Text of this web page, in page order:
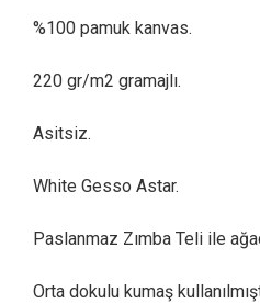
%100 pamuk kanvas.
220 gr/m2 gramajlı.
Asitsiz.
White Gesso Astar.
Paslanmaz Zımba Teli ile
Orta dokulu kumaş